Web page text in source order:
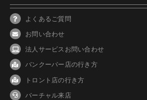
よくあるご質問
お問い合わせ
法人サービスお問い合わせ
バンクーバー店の行き方
トロント店の行き方
バーチャル来店